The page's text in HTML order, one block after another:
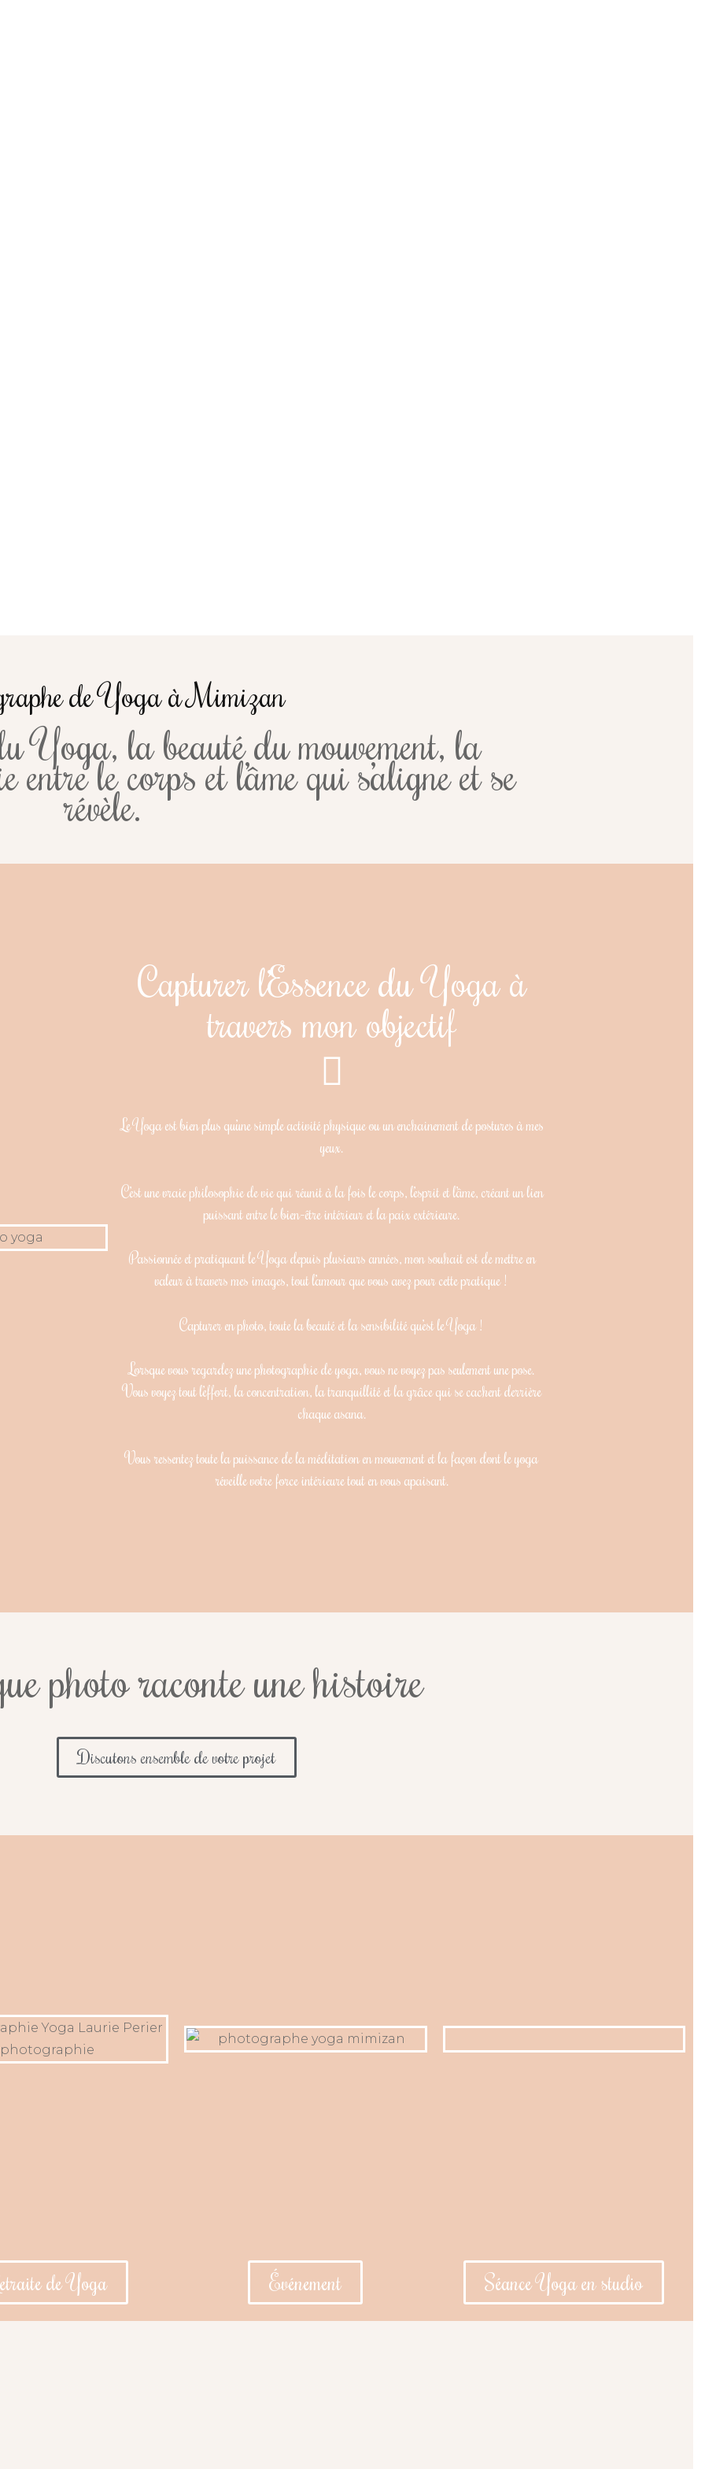
de Yoga à Mimizan
Yoga, la beauté du mouvement, la
entre le corps et l’âme qui s’aligne et se
révèle.
Capturer l’Essence du Yoga à
travers mon objectif
Le Yoga est bien plus qu’une simple activité physique ou un enchainement de postures à mes
yeux.
C’est une vraie philosophie de vie qui réunit à la fois le corps, l’esprit et l’âme, créant un lien
puissant entre le bien-être intérieur et la paix extérieure.
Passionnée et pratiquant le Yoga depuis plusieurs années, mon souhait est de mettre en
valeur à travers mes images, tout l’amour que vous avez pour cette pratique !
Capturer en photo, toute la beauté et la sensibilité qu’est le Yoga !
Lorsque vous regardez une photographie de yoga, vous ne voyez pas seulement une pose.
Vous voyez tout l’effort, la concentration, la tranquillité et la grâce qui se cachent derrière
chaque asana.
Vous ressentez toute la puissance de la méditation en mouvement et la façon dont le yoga
réveille votre force intérieure tout en vous apaisant.
photo raconte une histoire
Discutons ensemble de votre projet
de Yoga Événement Séance Yoga en studio